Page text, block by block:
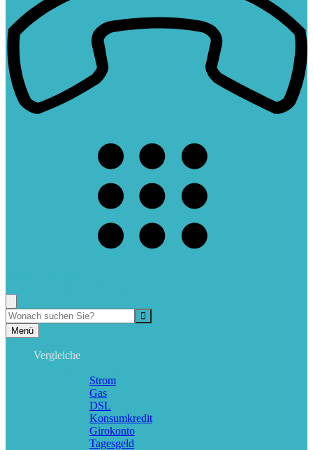
Menü
Vergleiche
Strom
Gas
DSL
Konsumkredit
Girokonto
Tagesgeld